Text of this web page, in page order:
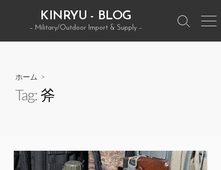
ン
KINRYU - BLOG
– Military/Outdoor Import & Supply –
検
メ
ホーム >
Tag: 斧